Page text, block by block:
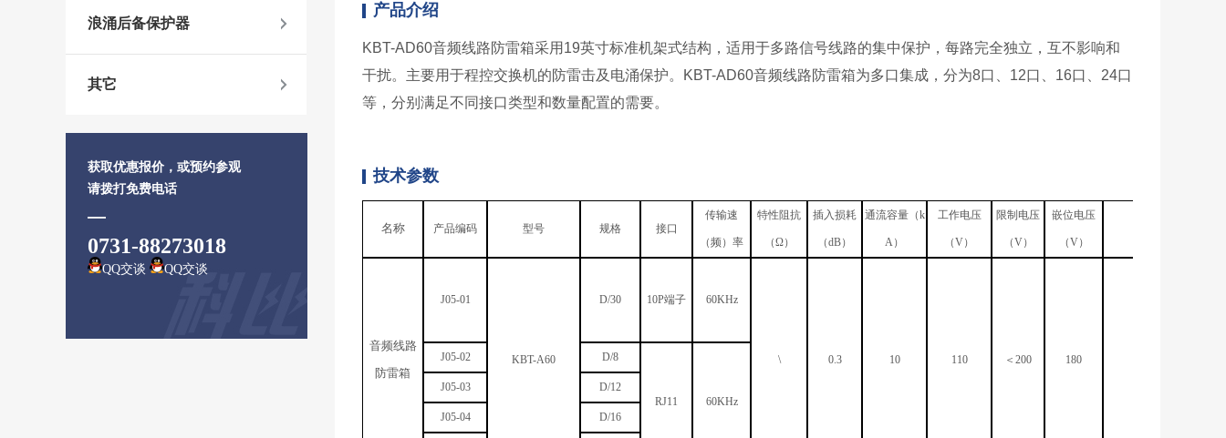
浪涌后备保护器
其它
获取优惠报价，或预约参观
请拨打免费电话
0731-88273018
QQ交谈 QQ交谈
产品介绍
KBT-AD60音频线路防雷箱采用19英寸标准机架式结构，适用于多路信号线路的集中保护，每路完全独立，互不影响和
干扰。主要用于程控交换机的防雷击及电涌保护。
KBT-AD60音频线路防雷箱为多口集成，分为8口、12口、16口、24口
等，分别满足不同接口类型和数量配置的需要。
技术参数
名称 产品编码 型号 规格 接口
传输速
（频）率
特性阻抗
（Ω）
插入损耗
（dB）
通流容量（k
A）
工作电压
（V）
限制电压
（V）
嵌位电压
（V）
音频线路
防雷箱
J05-01
KBT-A60
D/30 10P端子 60KHz
\ 0.3 10 110 ＜200 180
J05-02 D/8
RJ11 60KHz
J05-03 D/12
J05-04 D/16